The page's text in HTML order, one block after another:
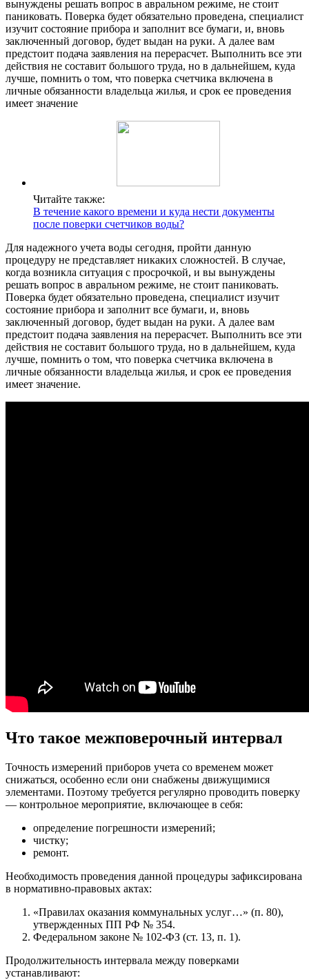
вынуждены решать вопрос в авральном режиме, не стоит
паниковать. Поверка будет обязательно проведена, специалист
изучит состояние прибора и заполнит все бумаги, и, вновь
заключенный договор, будет выдан на руки. А далее вам
предстоит подача заявления на перерасчет. Выполнить все эти
действия не составит большого труда, но в дальнейшем, куда
лучше, помнить о том, что поверка счетчика включена в
личные обязанности владельца жилья, и срок ее проведения
имеет значение
Читайте также:
В течение какого времени и куда нести документы
после поверки счетчиков воды?
Для надежного учета воды сегодня, пройти данную
процедуру не представляет никаких сложностей. В случае,
когда возникла ситуация с просрочкой, и вы вынуждены
решать вопрос в авральном режиме, не стоит паниковать.
Поверка будет обязательно проведена, специалист изучит
состояние прибора и заполнит все бумаги, и, вновь
заключенный договор, будет выдан на руки. А далее вам
предстоит подача заявления на перерасчет. Выполнить все эти
действия не составит большого труда, но в дальнейшем, куда
лучше, помнить о том, что поверка счетчика включена в
личные обязанности владельца жилья, и срок ее проведения
имеет значение.
Что такое межповерочный интервал
Точность измерений приборов учета со временем может
снижаться, особенно если они снабжены движущимися
элементами. Поэтому требуется регулярно проводить поверку
— контрольное мероприятие, включающее в себя:
определение погрешности измерений;
чистку;
ремонт.
Необходимость проведения данной процедуры зафиксирована
в нормативно-правовых актах:
«Правилах оказания коммунальных услуг…» (п. 80),
утвержденных ПП РФ № 354.
Федеральном законе № 102-ФЗ (ст. 13, п. 1).
Продолжительность интервала между поверками
устанавливают: